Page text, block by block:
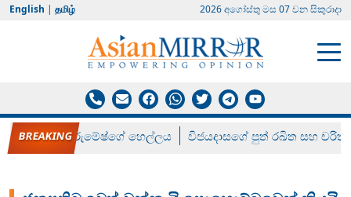
English | தமிழ் 2026 අගෝස්‍තු මස 07 වන සිකුරාදා
රන් ගෙනා රුමේෂ්ගේ හෙල්ලය විජයදාසගේ පුත් රඛිත සහ චරිත්